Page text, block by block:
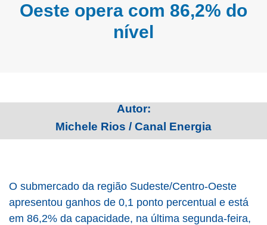
Oeste opera com 86,2% do
nível
Autor:
Michele Rios / Canal Energia
O submercado da região Sudeste/Centro-Oeste
apresentou ganhos de 0,1 ponto percentual e está
em 86,2% da capacidade, na última segunda-feira,